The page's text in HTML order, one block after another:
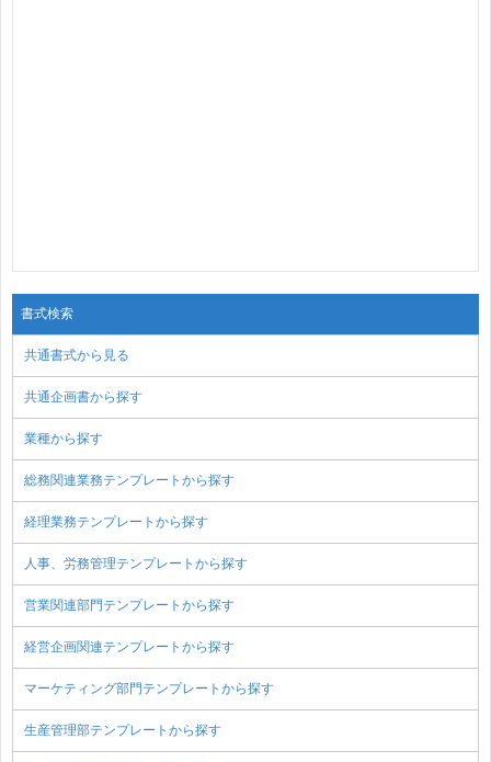
書式検索
共通書式から見る
共通企画書から探す
業種から探す
総務関連業務テンプレートから探す
経理業務テンプレートから探す
人事、労務管理テンプレートから探す
営業関連部門テンプレートから探す
経営企画関連テンプレートから探す
マーケティング部門テンプレートから探す
生産管理部テンプレートから探す